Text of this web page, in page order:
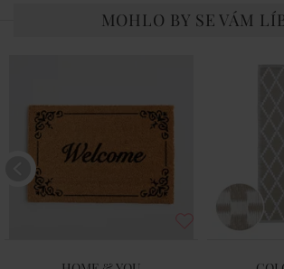
MOHLO BY SE VÁM